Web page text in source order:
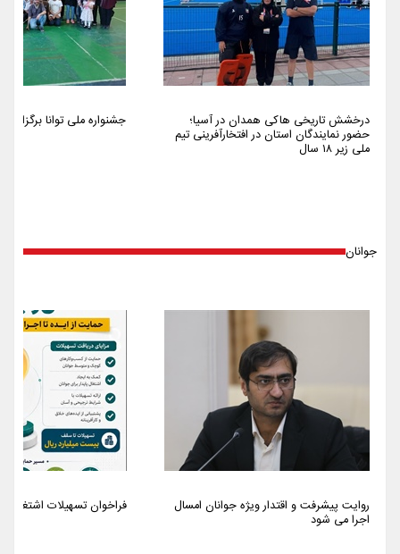
درخشش تاریخی هاکی همدان در آسیا؛
حضور نمایندگان استان در افتخارآفرینی تیم
ملی زیر ۱۸ سال
جشنواره ملی توانا برگزار شد
جوانان
روایت پیشرفت و اقتدار ویژه جوانان امسال
اجرا می شود
فراخوان تسهیلات اشتغالزایی